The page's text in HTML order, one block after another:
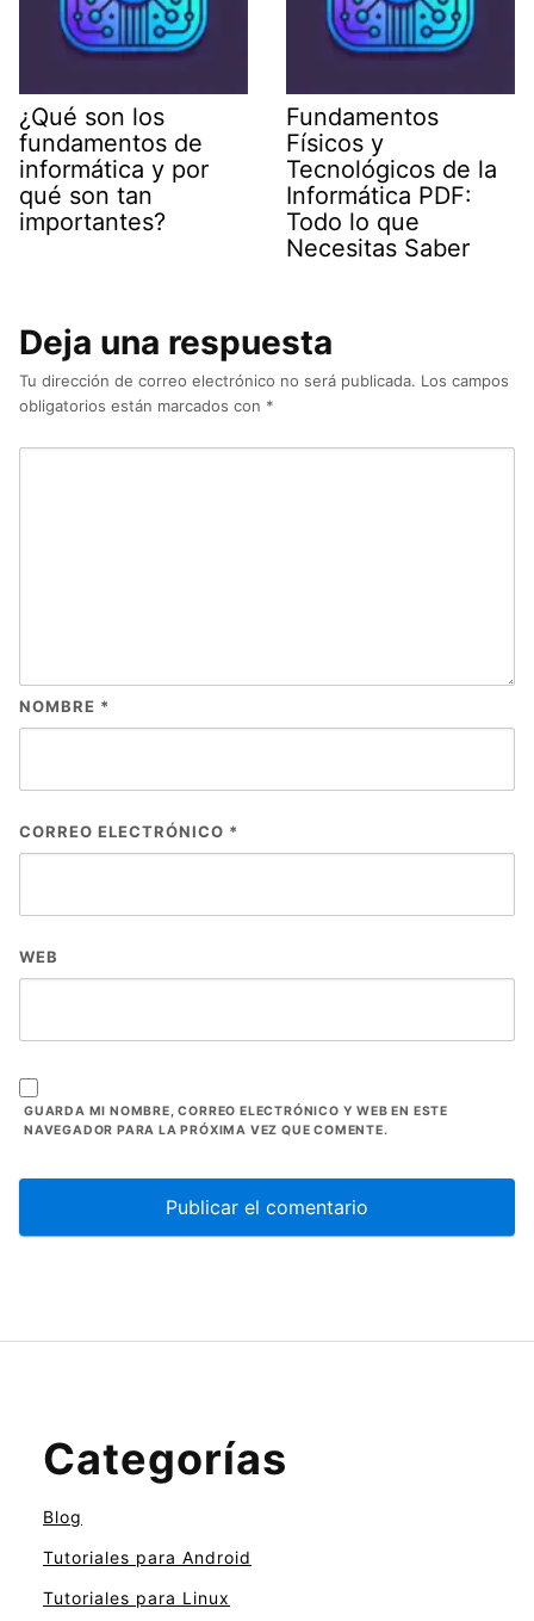
¿Qué son los
fundamentos de
informática y por
qué son tan
importantes?
Fundamentos
Físicos y
Tecnológicos de la
Informática PDF:
Todo lo que
Necesitas Saber
Deja una respuesta
Tu dirección de correo electrónico no será publicada. Los campos
obligatorios están marcados con *
NOMBRE *
CORREO ELECTRÓNICO *
WEB
GUARDA MI NOMBRE, CORREO ELECTRÓNICO Y WEB EN ESTE
NAVEGADOR PARA LA PRÓXIMA VEZ QUE COMENTE.
Categorías
Blog
Tutoriales para Android
Tutoriales para Linux